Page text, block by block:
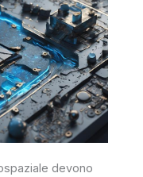
devono